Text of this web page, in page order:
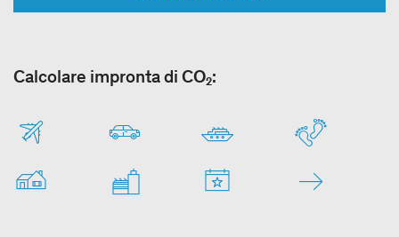
Calcolare impronta di CO₂: